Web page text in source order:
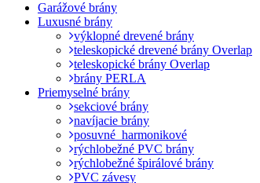
Garážové brány
Luxusné brány
výklopné drevené brány
teleskopické drevené brány Overlap
teleskopické brány Overlap
brány PERLA
Priemyselné brány
sekciové brány
navíjacie brány
posuvné_harmonikové
rýchlobežné PVC brány
rýchlobežné špirálové brány
PVC závesy